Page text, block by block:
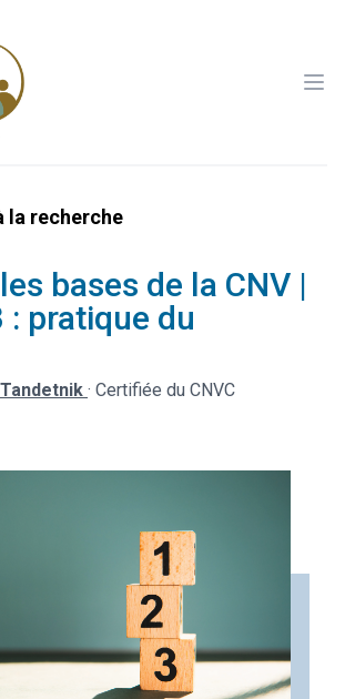
la recherche
bases de la CNV |
: pratique du
· Certifiée du CNVC